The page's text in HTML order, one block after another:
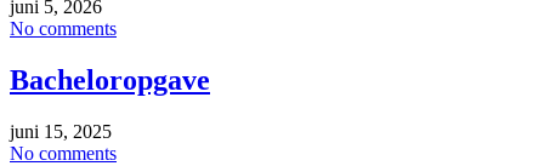
juni 5, 2026
No comments
Bacheloropgave
juni 15, 2025
No comments